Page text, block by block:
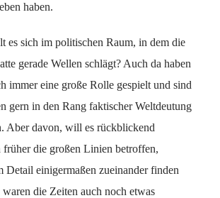
haben.
es sich im politischen Raum, in dem die
gerade Wellen schlägt? Auch da haben
immer eine große Rolle gespielt und sind
gern in den Rang faktischer Weltdeutung
Aber davon, will es rückblickend
früher die großen Linien betroffen,
Detail einigermaßen zueinander finden
die Zeiten auch noch etwas